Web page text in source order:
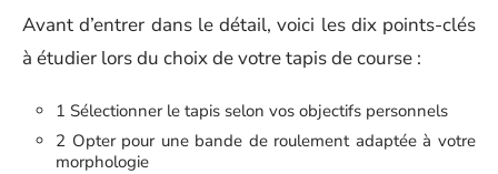
Avant d’entrer dans le détail, voici les dix points-clés
à étudier lors du choix de votre tapis de course :
1 Sélectionner le tapis selon vos objectifs personnels
2 Opter pour une bande de roulement adaptée à votre
morphologie